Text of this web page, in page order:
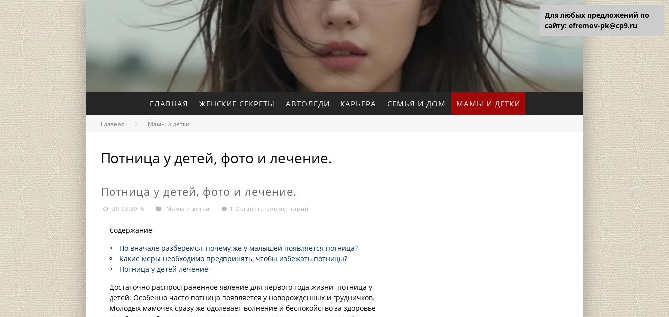
ГЛАВНАЯ ЖЕНСКИЕ СЕКРЕТЫ АВТОЛЕДИ КАРЬЕРА СЕМЬЯ И ДОМ МАМЫ И ДЕТКИ
Главная Мамы и детки
Потница у детей, фото и лечение.
Потница у детей, фото и лечение.
20.03.2016 Мамы и детки 1 Оставить комментарий
Содержание
Но вначале разберемся, почему же у малышей появляется потница?
Какие меры необходимо предпринять, чтобы избежать потницы?
Потница у детей лечение
Достаточно распространенное явление для первого года жизни -потница у
детей. Особенно часто потница появляется у новорожденных и грудничков.
Молодых мамочек сразу же одолевает волнение и беспокойство за здоровье
Для любых предложений по
сайту: efremov-pk@cp9.ru